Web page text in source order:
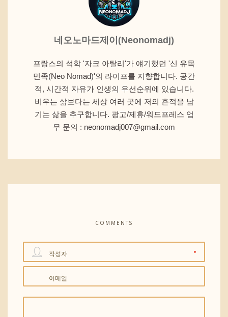
네오노마드제이(Neonomadj)
프랑스의 석학 '자크 아탈리'가 얘기했던 '신 유목
민족(Neo Nomad)'의 라이프를 지향합니다. 공간
적, 시간적 자유가 인생의 우선순위에 있습니다.
비우는 삶보다는 세상 여러 곳에 저의 흔적을 남
기는 삶을 추구합니다. 광고/제휴/워드프레스 업
무 문의 : neonomadj007@gmail.com
COMMENTS
작성자
이메일